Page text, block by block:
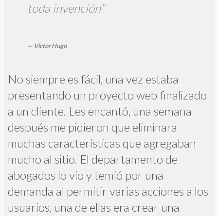
toda invención”
— Victor Hugo
No siempre es fácil, una vez estaba
presentando un proyecto web finalizado
a un cliente. Les encantó, una semana
después me pidieron que eliminara
muchas características que agregaban
mucho al sitio. El departamento de
abogados lo vio y temió por una
demanda al permitir varias acciones a los
usuarios, una de ellas era crear una